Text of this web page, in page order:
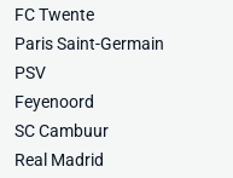
FC Twente
Paris Saint-Germain
PSV
Feyenoord
SC Cambuur
Real Madrid